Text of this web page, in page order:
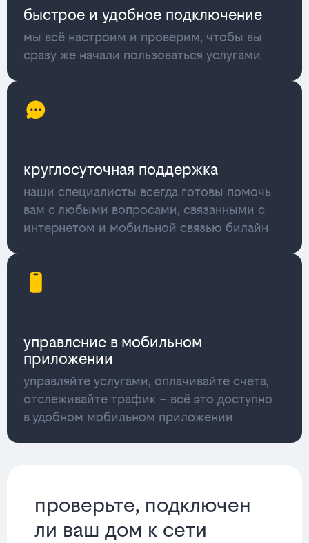
быстрое и удобное подключение
мы всё настроим и проверим, чтобы вы
сразу же начали пользоваться услугами
круглосуточная поддержка
наши специалисты всегда готовы помочь
вам с любыми вопросами, связанными с
интернетом и мобильной связью билайн
управление в мобильном
приложении
управляйте услугами, оплачивайте счета,
отслеживайте трафик – всё это доступно
в удобном мобильном приложении
проверьте, подключен
ли ваш дом к сети